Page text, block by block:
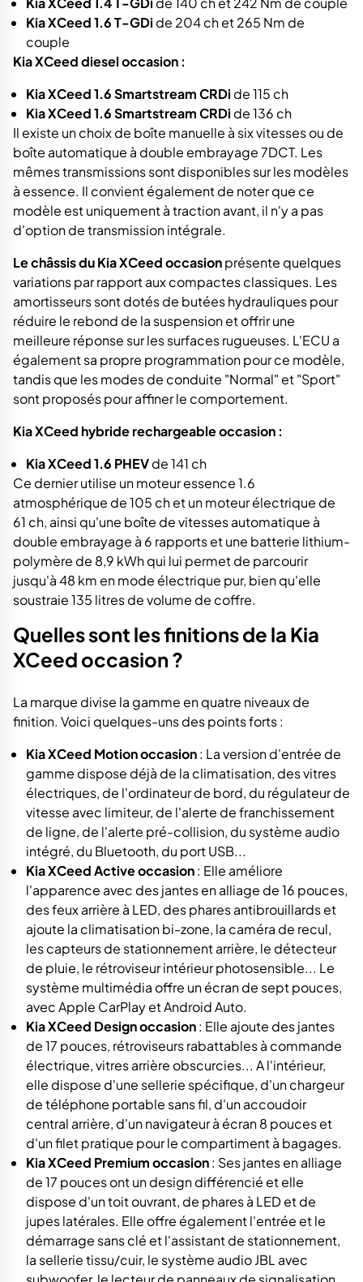
Kia XCeed 1.6 T-GDi de 204 ch et 265 Nm de
couple
Kia XCeed diesel occasion :
Kia XCeed 1.6 Smartstream CRDi de 115 ch
Kia XCeed 1.6 Smartstream CRDi de 136 ch
Il existe un choix de boîte manuelle à six vitesses ou de
boîte automatique à double embrayage 7DCT. Les
mêmes transmissions sont disponibles sur les modèles
à essence. Il convient également de noter que ce
modèle est uniquement à traction avant, il n'y a pas
d'option de transmission intégrale.
Le châssis du Kia XCeed occasionprésente quelques
variations par rapport aux compactes classiques. Les
amortisseurs sont dotés de butées hydrauliques pour
réduire le rebond de la suspension et offrir une
meilleure réponse sur les surfaces rugueuses. L'ECU a
également sa propre programmation pour ce modèle,
tandis que les modes de conduite "Normal" et "Sport"
sont proposés pour affiner le comportement.
Kia XCeed hybride rechargeable occasion :
Kia XCeed 1.6 PHEVde 141 ch
Ce dernier utilise un moteur essence 1.6
atmosphérique de 105 ch et un moteur électrique de
61 ch, ainsi qu'une boîte de vitesses automatique à
double embrayage à 6 rapports et une batterie lithium-
polymère de 8,9 kWh qui lui permet de parcourir
jusqu'à 48 km en mode électrique pur, bien qu'elle
soustraie 135 litres de volume de coffre.
Quelles sont les finitions de la Kia
XCeed occasion ?
La marque divise la gamme en quatre niveaux de
finition. Voici quelques-uns des points forts :
Kia XCeed Motion occasion: La version d'entrée de
gamme dispose déjà de la climatisation, des vitres
électriques, de l'ordinateur de bord, du régulateur de
vitesse avec limiteur, de l'alerte de franchissement
de ligne, de l'alerte pré-collision, du système audio
intégré, du Bluetooth, du port USB...
Kia XCeed Active occasion: Elle améliore
l'apparence avec des jantes en alliage de 16 pouces,
des feux arrière à LED, des phares antibrouillards et
ajoute la climatisation bi-zone, la caméra de recul,
les capteurs de stationnement arrière, le détecteur
de pluie, le rétroviseur intérieur photosensible... Le
système multimédia offre un écran de sept pouces,
avec Apple CarPlay et Android Auto.
Kia XCeed Design occasion: Elle ajoute des jantes
de 17 pouces, rétroviseurs rabattables à commande
électrique, vitres arrière obscurcies... A l'intérieur,
elle dispose d'une sellerie spécifique, d'un chargeur
de téléphone portable sans fil, d'un accoudoir
central arrière, d'un navigateur à écran 8 pouces et
d'un filet pratique pour le compartiment à bagages.
Kia XCeed Premium occasion: Ses jantes en alliage
de 17 pouces ont un design différencié et elle
dispose d'un toit ouvrant, de phares à LED et de
jupes latérales. Elle offre également l'entrée et le
démarrage sans clé et l'assistant de stationnement,
la sellerie tissu/cuir, le système audio JBL avec